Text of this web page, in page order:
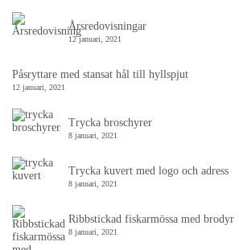
Årsredovisningar
12 januari, 2021
Påsryttare med stansat hål till hyllspjut
12 januari, 2021
Trycka broschyrer
8 januari, 2021
Trycka kuvert med logo och adress
8 januari, 2021
Ribbstickad fiskarmössa med brodyr
8 januari, 2021